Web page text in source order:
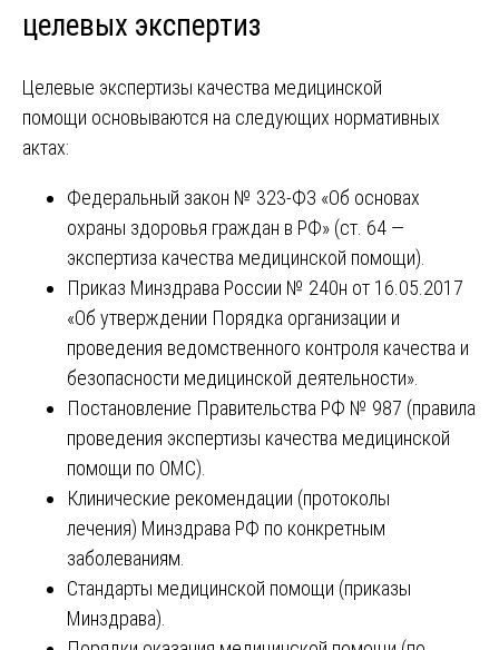
целевых экспертиз
Целевые экспертизы качества медицинской
помощи основываются на следующих нормативных
актах:
Федеральный закон № 323-ФЗ «Об основах
охраны здоровья граждан в РФ» (ст. 64 —
экспертиза качества медицинской помощи).
Приказ Минздрава России № 240н от 16.05.2017
«Об утверждении Порядка организации и
проведения ведомственного контроля качества и
безопасности медицинской деятельности».
Постановление Правительства РФ № 987 (правила
проведения экспертизы качества медицинской
помощи по ОМС).
Клинические рекомендации (протоколы
лечения) Минздрава РФ по конкретным
заболеваниям.
Стандарты медицинской помощи (приказы
Минздрава).